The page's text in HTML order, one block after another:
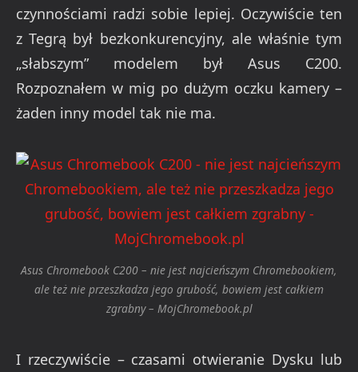
czynnościami radzi sobie lepiej. Oczywiście ten
z Tegrą był bezkonkurencyjny, ale właśnie tym
„słabszym” modelem był Asus C200.
Rozpoznałem w mig po dużym oczku kamery –
żaden inny model tak nie ma.
Asus Chromebook C200 – nie jest najcieńszym Chromebookiem,
ale też nie przeszkadza jego grubość, bowiem jest całkiem
zgrabny – MojChromebook.pl
I rzeczywiście – czasami otwieranie Dysku lub